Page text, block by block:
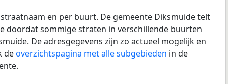
en per buurt. De gemeente Diksmuide telt
doordat sommige straten in verschillende buurten
De adresgegevens zijn zo actueel mogelijk en
deoverzichtspagina met alle subgebieden in de